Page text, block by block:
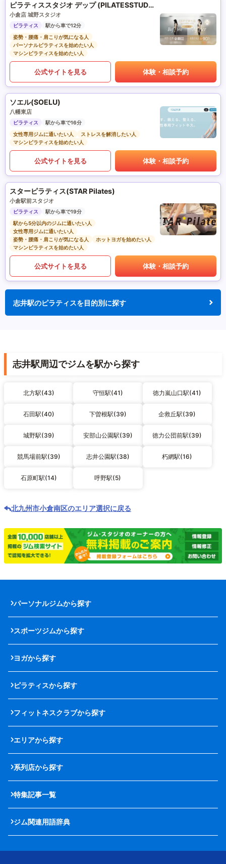
ピラティススタジオ デップ (PILATESSTUDIO DEP)
小倉店 城野スタジオ
ピラティス
駅から車で12分
姿勢・腰痛・肩こりが気になる人
パーソナルピラティスを始めたい人
マシンピラティスを始めたい人
公式サイトを見る 体験・相談予約
ソエル(SOELU)
八幡東店
ピラティス
駅から車で16分
女性専用ジムに通いたい人
ストレスを解消したい人
マシンピラティスを始めたい人
公式サイトを見る 体験・相談予約
スターピラティス(STAR Pilates)
小倉駅前スタジオ
ピラティス
駅から車で19分
駅から5分以内のジムに通いたい人
女性専用ジムに通いたい人
姿勢・腰痛・肩こりが気になる人
ホットヨガを始めたい人
マシンピラティスを始めたい人
公式サイトを見る 体験・相談予約
志井駅のピラティスを目的別に探す
志井駅周辺でジムを駅から探す
北方駅(43) 守恒駅(41) 徳力嵐山口駅(41)
石田駅(40) 下曽根駅(39) 企救丘駅(39)
城野駅(39) 安部山公園駅(39) 徳力公団前駅(39)
競馬場前駅(39) 志井公園駅(38) 朽網駅(16)
石原町駅(14) 呼野駅(5)
北九州市小倉南区のエリア選択に戻る
パーソナルジムから探す
スポーツジムから探す
ヨガから探す
ピラティスから探す
フィットネスクラブから探す
エリアから探す
系列店から探す
特集記事一覧
ジム関連用語辞典